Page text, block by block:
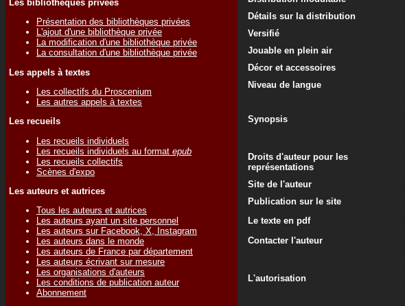
Les bibliothèques privées
Présentation des bibliothèques privées
L'ajout d'une bibliothèque privée
La modification d'une bibliothèque privée
La consultation d'une bibliothèque privée
Les appels à textes
Les collectifs du Proscenium
Les autres appels à textes
Les recueils
Les recueils individuels
Les recueils individuels au format epub
Les recueils collectifs
Scènes d'expo
Les auteurs et autrices
Tous les auteurs et autrices
Les auteurs ayant un site personnel
Les auteurs sur Facebook, X, Instagram
Les auteurs dans le monde
Les auteurs de France par département
Les auteurs écrivant sur mesure
Les organisations d'auteurs
Les conditions de publication auteur
Abonnement
Détails sur la distribution
Versifié
Jouable en plein air
Décor et accessoires
Niveau de langue
Synopsis
Droits d'auteur pour les
représentations
Site de l'auteur
Publication sur le site
Le texte en pdf
Contacter l'auteur
L'autorisation